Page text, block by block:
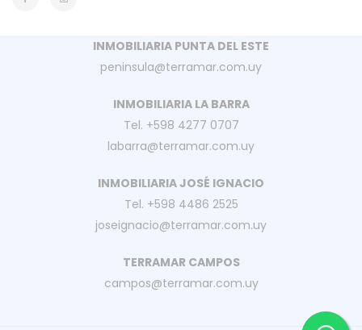
INMOBILIARIA PUNTA DEL ESTE
peninsula@terramar.com.uy
INMOBILIARIA LA BARRA
Tel. +598 4277 0707
labarra@terramar.com.uy
INMOBILIARIA JOSÉ IGNACIO
Tel. +598 4486 2525
joseignacio@terramar.com.uy
TERRAMAR CAMPOS
campos@terramar.com.uy